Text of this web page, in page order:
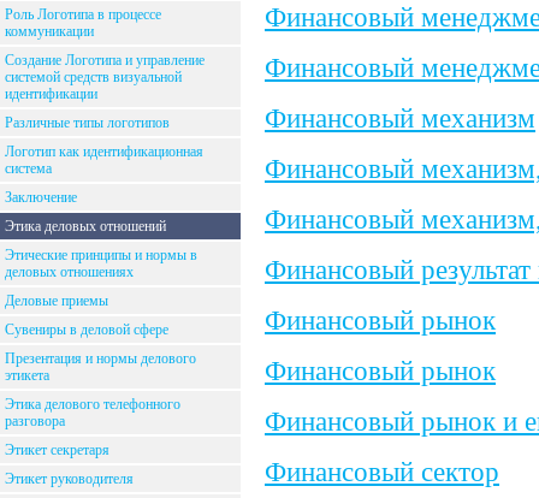
Роль Логотипа в процессе
коммуникации
Создание Логотипа и управление
системой средств визуальной
идентификации
Различные типы логотипов
Логотип как идентификационная
система
Заключение
Этика деловых отношений
Этические принципы и нормы в
деловых отношениях
Деловые приемы
Сувениры в деловой сфере
Презентация и нормы делового
этикета
Этика делового телефонного
разговора
Этикет секретаря
Этикет руководителя
Финансовый
Финансовый
Финансовый механизм
Финансовый
Финансовый
Финансовый
Финансовый рынок
Финансовый рынок
Финансовый рынок и
Финансовый сектор